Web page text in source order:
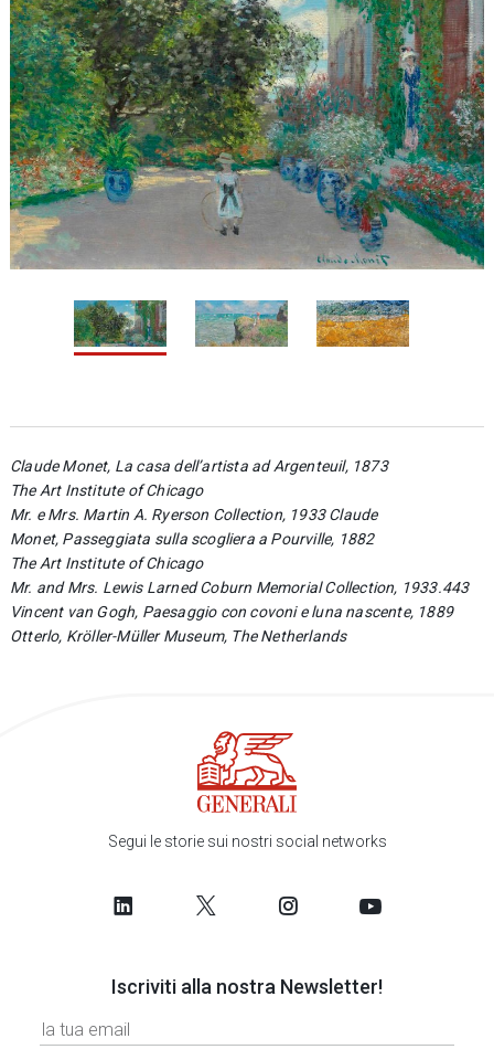
Claude Monet, La casa dell’artista ad Argenteuil, 1873
The Art Institute of Chicago
Mr. e Mrs. Martin A. Ryerson Collection, 1933 Claude
Monet, Passeggiata sulla scogliera a Pourville, 1882
The Art Institute of Chicago
Mr. and Mrs. Lewis Larned Coburn Memorial Collection, 1933.443
Vincent van Gogh, Paesaggio con covoni e luna nascente, 1889
Otterlo, Kröller-Müller Museum, The Netherlands
Segui le storie sui nostri social networks
Iscriviti alla nostra Newsletter!